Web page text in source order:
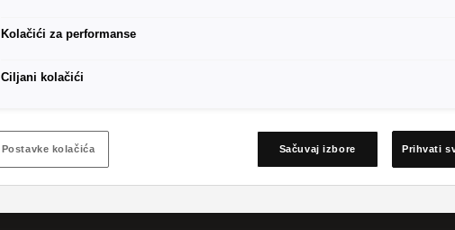
Kolačići za performanse
Ciljani kolačići
Postavke kolačića Sačuvaj izbore Prihvati